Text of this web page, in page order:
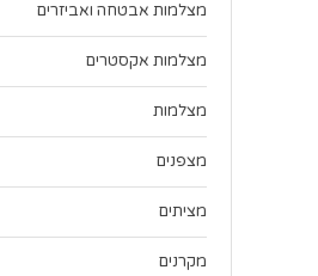
מצלמות אבטחה ואביזרים
מצלמות אקסטרים
מצלמות
מצפנים
מציתים
מקרנים